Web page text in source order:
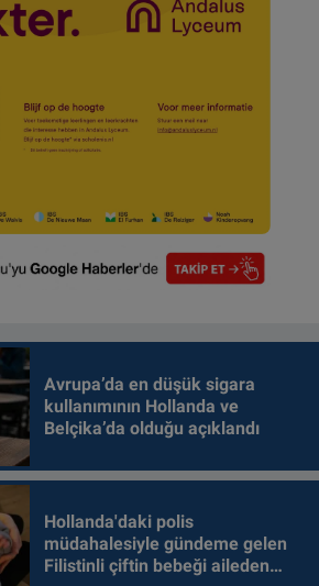
Avrupa’da en düşük sigara
kullanımının Hollanda ve
Belçika’da olduğu açıklandı
Hollanda'daki polis
müdahalesiyle gündeme gelen
Filistinli çiftin bebeği aileden